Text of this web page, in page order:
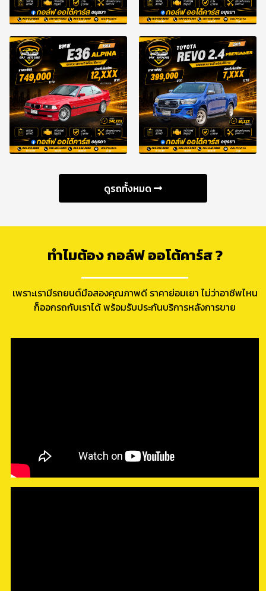
ดูรถทั้งหมด
ทำไมต้อง กอล์ฟ ออโต้คาร์ส ?
เพราะเรามีรถยนต์มือสองคุณภาพดี ราคาย่อมเยา ไม่ว่าอาชีพไหน
ก็ออกรถกับเราได้ พร้อมรับประกันบริการหลังการขาย